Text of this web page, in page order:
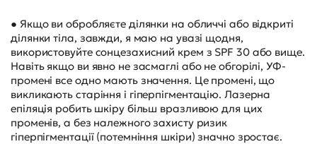
● Якщо ви обробляєте ділянки на обличчі або відкриті
ділянки тіла, завжди, я маю на увазі щодня,
використовуйте сонцезахисний крем з SPF 30 або вище.
Навіть якщо ви явно не засмаглі або не обгорілі, УФ-
промені все одно мають значення. Це промені, що
викликають старіння і гіперпігментацію. Лазерна
епіляція робить шкіру більш вразливою для цих
променів, а без належного захисту ризик
гіперпігментації (потемніння шкіри) значно зростає.